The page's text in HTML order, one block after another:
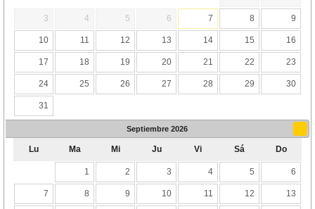
3 4 5 6 7 8 9
10 11 12 13 14 15 16
17 18 19 20 21 22 23
24 25 26 27 28 29 30
31
Septiembre 2026
Lu Ma Mi Ju Vi Sá Do
1 2 3 4 5 6
7 8 9 10 11 12 13